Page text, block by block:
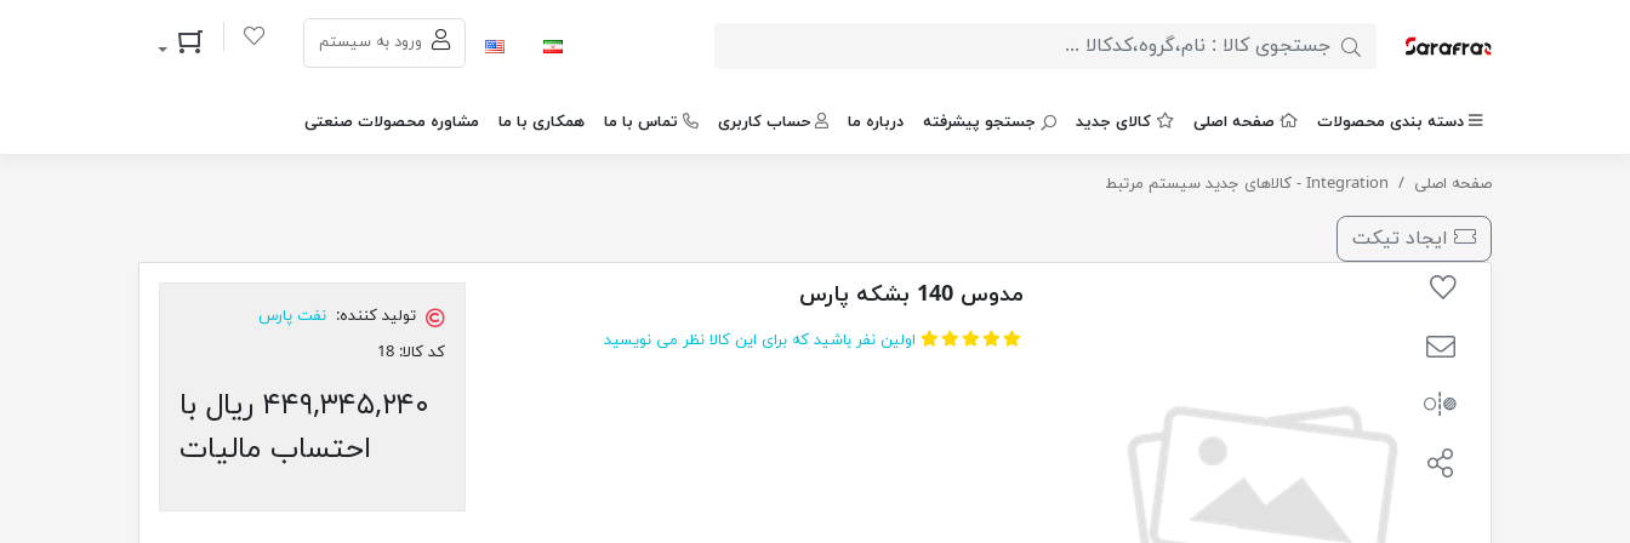
ورود به سیستم سبد خرید
دسته بندی محصولات صفحه اصلی کالای جدید جستجو پیشرفته درباره ما حساب کاربری تماس با ما همکاری با ما مشاوره محصولات صنعتی
صفحه اصلی Integration - کالاهای جدید سیستم مرتبط مدوس 140 بشکه پارس
ایجاد تیکت
مدوس 140 بشکه پارس
اولین نفر باشید که برای این کالا نظر می نویسید
تولید کننده: نفت پارس
کد کالا: 18
۴۴۹,۳۴۵,۲۴۰ ریال با
احتساب مالیات